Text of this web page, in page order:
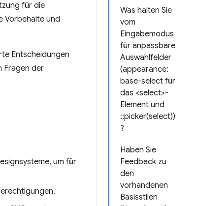
Was halten Sie
vom
Eingabemodus
für anpassbare
Auswahlfelder
(appearance:
base-select für
das <select>-
Element und
::picker(select))
?
Haben Sie
Feedback zu
den
vorhandenen
Basisstilen
für die
Vorbehalte und
Entscheidungen
Fragen der
um für